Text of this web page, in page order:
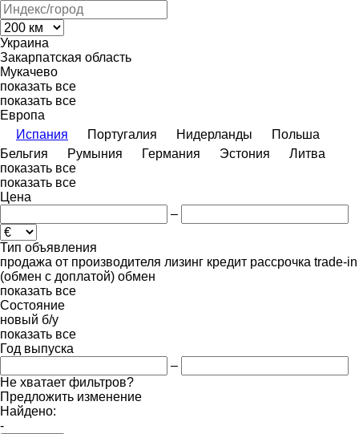
Украина
Закарпатская область
Мукачево
показать все
показать все
Европа
Испания
Португалия Нидерланды
Польша
Бельгия
Румыния Германия Эстония
Литва
показать все
показать все
Цена
–
Тип объявления
продажа от производителя лизинг кредит рассрочка trade-in
(обмен с доплатой) обмен
показать все
Состояние
новый б/у
показать все
Год выпуска
–
Не хватает фильтров?
Предложить изменение
Найдено:
-